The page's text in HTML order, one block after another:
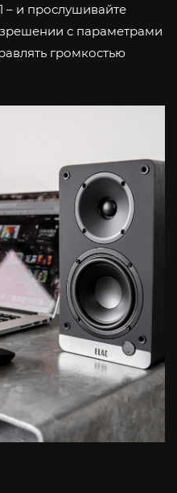
– и прослушивайте
с параметрами
громкостью